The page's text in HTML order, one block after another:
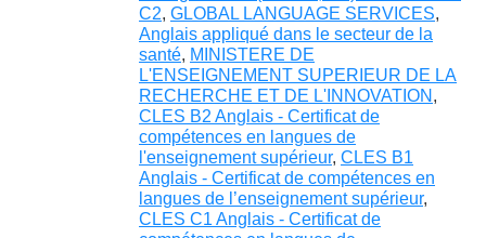
C2, GLOBAL LANGUAGE SERVICES,
Anglais appliqué dans le secteur de la
santé, MINISTERE DE
L'ENSEIGNEMENT SUPERIEUR DE LA
RECHERCHE ET DE L'INNOVATION ,
CLES B2 Anglais - Certificat de
compétences en langues de
l'enseignement supérieur, CLES B1
Anglais - Certificat de compétences en
langues de l’enseignement supérieur,
CLES C1 Anglais - Certificat de